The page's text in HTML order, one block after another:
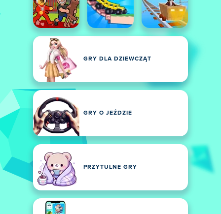
GRY DLA DZIEWCZĄT
GRY O JEŹDZIE
PRZYTULNE GRY